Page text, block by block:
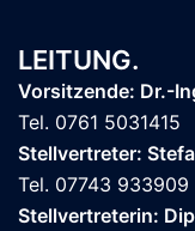
LEITUNG.
Vorsitzende: Dr.-
Tel. 0761 5031415
Stellvertreter:
Tel. 07743 933909
Stellvertreterin: